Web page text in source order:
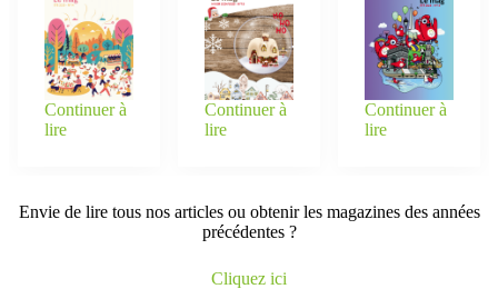
Continuer à
lire
Continuer à
lire
Continuer à
lire
Envie de lire tous nos articles ou obtenir les magazines des années
précédentes ?
Cliquez ici